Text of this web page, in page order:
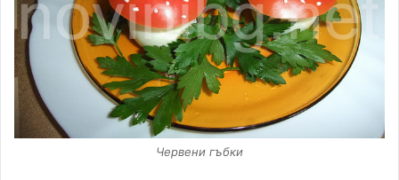
Червени гъбки